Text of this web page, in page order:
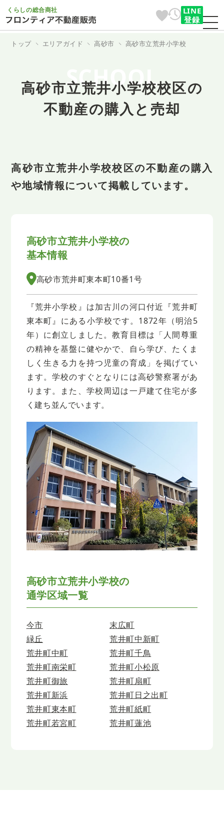
くらしの総合商社
LINE
登録
トップ エリアガイド 高砂市 高砂市立荒井小学校
SCHOOL
高砂市立荒井小学校校区の
不動産の購入と売却
高砂市立荒井小学校校区の不動産の購入
や地域情報について掲載しています。
高砂市立荒井小学校の
基本情報
高砂市荒井町東本町10番1号
『荒井小学校』は加古川の河口付近『荒井町
東本町』にある小学校です。1872年（明治5
年）に創立しました。教育目標は「人間尊重
の精神を基盤に健やかで、自ら学び、たくま
しく生きる力を持つ児童の育成」を掲げてい
ます。学校のすぐとなりには高砂警察署があ
ります。また、学校周辺は一戸建て住宅が多
く建ち並んでいます。
高砂市立荒井小学校の
通学区域一覧
今市
末広町
緑丘
荒井町中新町
荒井町中町
荒井町千鳥
荒井町南栄町
荒井町小松原
荒井町御旅
荒井町扇町
荒井町新浜
荒井町日之出町
荒井町東本町
荒井町紙町
荒井町若宮町
荒井町蓮池